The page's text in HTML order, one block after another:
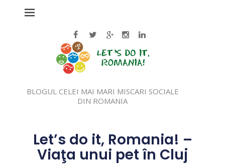
BLOGUL CELEI MAI MARI MISCARI SOCIALE
DIN ROMANIA
Let’s do it, Romania! –
Viaţa unui pet în Cluj